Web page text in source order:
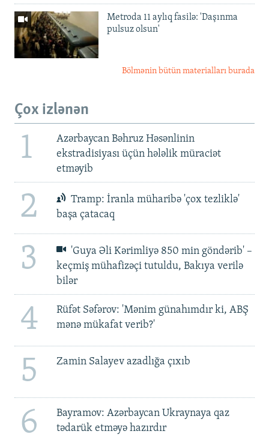
Metroda 11 aylıq fasilə: 'Daşınma
pulsuz olsun'
Bölmənin bütün materialları burada
Çox izlənən
1
Azərbaycan Bəhruz Həsənlinin
ekstradisiyası üçün hələlik müraciət
etməyib
2
Tramp: İranla müharibə 'çox tezliklə'
başa çatacaq
3
'Guya Əli Kərimliyə 850 min göndərib' –
keçmiş mühafizəçi tutuldu, Bakıya verilə
bilər
4
Rüfət Səfərov: 'Mənim günahımdır ki, ABŞ
mənə mükafat verib?'
5 Zamin Salayev azadlığa çıxıb
6
Bayramov: Azərbaycan Ukraynaya qaz
tədarük etməyə hazırdır